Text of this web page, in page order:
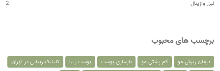
لیزر واژینال 2
برچسب های محبوب
درمان ریزش مو کم پشتی مو بازسازی پوست پوست زیبا
کلینیک زیبایی در تهران